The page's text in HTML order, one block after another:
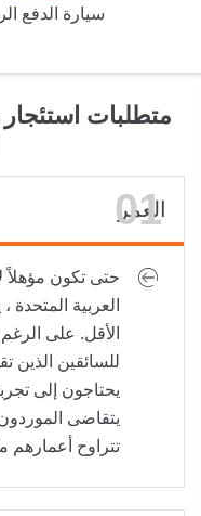
سيارة الدفع
متطلبات
العمر
حتى تكون مؤهلاً
الأقل. على
يحتاجون إلى
يتقاضى
تتراوح أعمارهم ما بين